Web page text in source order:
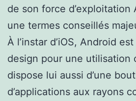
de son force d’exploitation
une termes conseillés
À l’instar d’iOS, Android
design pour une utilisation
dispose lui aussi d’une
d’applications aux rayons